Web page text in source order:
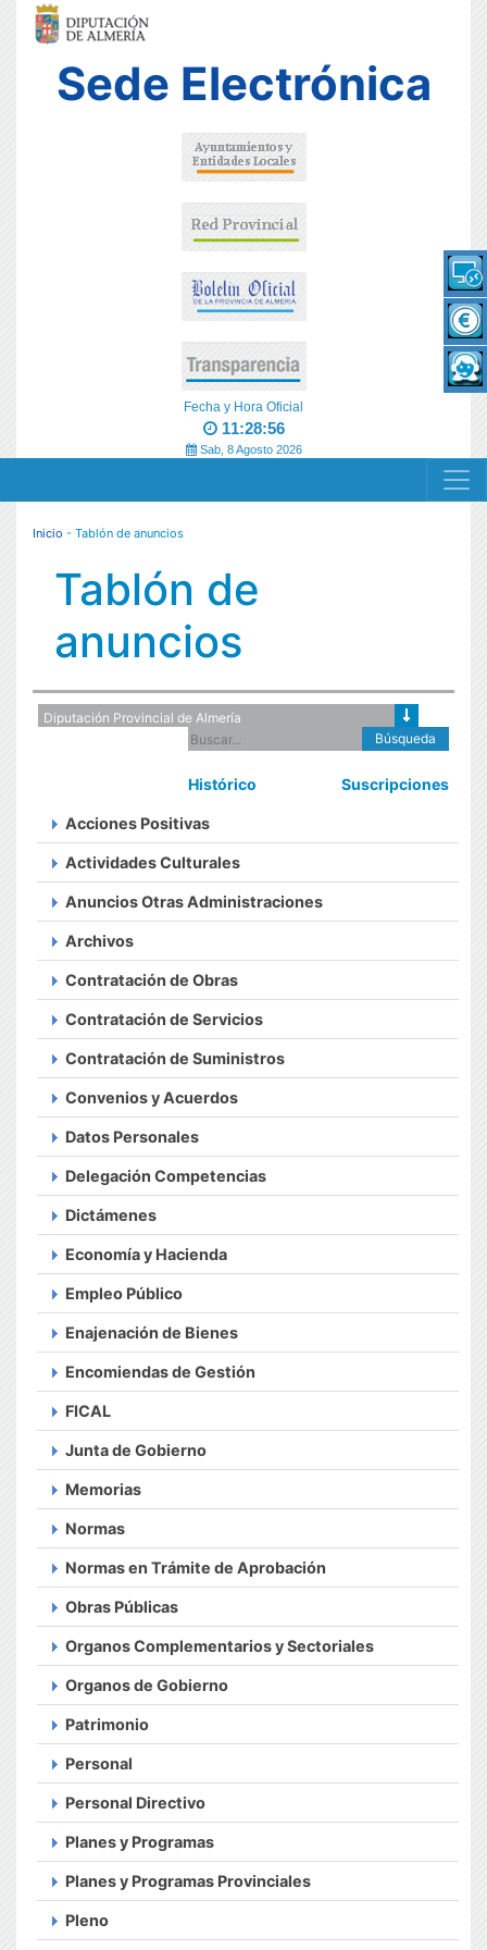
Sede Electrónica
Fecha y Hora Oficial
11:28:56
Sab, 8 Agosto 2026
MENÚ RESPONSIVE
Inicio - Tablón de anuncios
Tablón de
anuncios
Búsqueda
Histórico Suscripciones
Acciones Positivas
Actividades Culturales
Anuncios Otras Administraciones
Archivos
Contratación de Obras
Contratación de Servicios
Contratación de Suministros
Convenios y Acuerdos
Datos Personales
Delegación Competencias
Dictámenes
Economía y Hacienda
Empleo Público
Enajenación de Bienes
Encomiendas de Gestión
FICAL
Junta de Gobierno
Memorias
Normas
Normas en Trámite de Aprobación
Obras Públicas
Organos Complementarios y Sectoriales
Organos de Gobierno
Patrimonio
Personal
Personal Directivo
Planes y Programas
Planes y Programas Provinciales
Pleno